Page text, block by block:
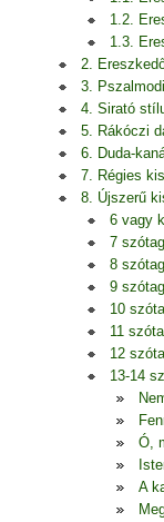
1.2.
1.3.
2.
3.
4. Sirató
5. Rákóczi
6. Duda-
7. Régies
8. Újszerű
6 vagy
7
8
9
10
11
12
13-14
Ó,
A